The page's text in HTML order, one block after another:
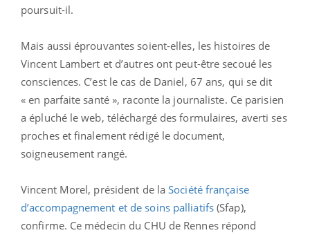
poursuit-il.
Mais aussi éprouvantes soient-elles, les histoires de
Vincent Lambert et d’autres ont peut-être secoué les
consciences. C’est le cas de Daniel, 67 ans, qui se dit
« en parfaite santé », raconte la journaliste. Ce parisien
a épluché le web, téléchargé des formulaires, averti ses
proches et finalement rédigé le document,
soigneusement rangé.
Vincent Morel, président de laSociété française
d’accompagnement et de soins palliatifs(Sfap),
confirme. Ce médecin du CHU de Rennes répond